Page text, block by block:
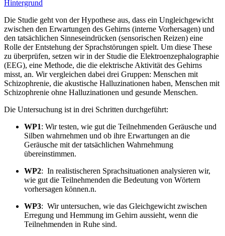
Hintergrund
Die Studie geht von der Hypothese aus, dass ein Ungleichgewicht
zwischen den Erwartungen des Gehirns (interne Vorhersagen) und
den tatsächlichen Sinneseindrücken (sensorischen Reizen) eine
Rolle der Entstehung der Sprachstörungen spielt. Um diese These
zu überprüfen, setzen wir in der Studie die Elektroenzephalographie
(EEG), eine Methode, die die elektrische Aktivität des Gehirns
misst, an. Wir vergleichen dabei drei Gruppen: Menschen mit
Schizophrenie, die akustische Halluzinationen haben, Menschen mit
Schizophrenie ohne Halluzinationen und gesunde Menschen.
Die Untersuchung ist in drei Schritten durchgeführt:
WP1: Wir testen, wie gut die Teilnehmenden Geräusche und
Silben wahrnehmen und ob ihre Erwartungen an die
Geräusche mit der tatsächlichen Wahrnehmung
übereinstimmen.
WP2: In realistischeren Sprachsituationen analysieren wir,
wie gut die Teilnehmenden die Bedeutung von Wörtern
vorhersagen können.n.
WP3: Wir untersuchen, wie das Gleichgewicht zwischen
Erregung und Hemmung im Gehirn aussieht, wenn die
Teilnehmenden in Ruhe sind.